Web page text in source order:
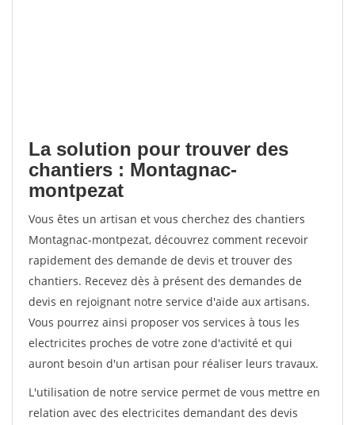
La solution pour trouver des
chantiers : Montagnac-
montpezat
Vous êtes un artisan et vous cherchez des chantiers
Montagnac-montpezat, découvrez comment recevoir
rapidement des demande de devis et trouver des
chantiers. Recevez dès à présent des demandes de
devis en rejoignant notre service d'aide aux artisans.
Vous pourrez ainsi proposer vos services à tous les
electricites proches de votre zone d'activité et qui
auront besoin d'un artisan pour réaliser leurs travaux.
L'utilisation de notre service permet de vous mettre en
relation avec des electricites demandant des devis